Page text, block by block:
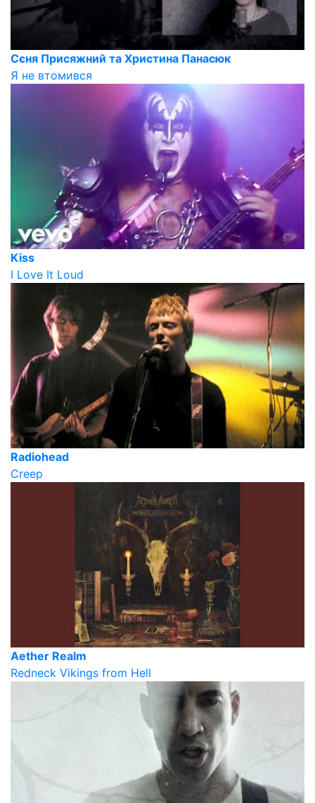
Сєня Присяжний та Христина Панасюк
Я не втомився
Kiss
I Love It Loud
Radiohead
Creep
Aether Realm
Redneck Vikings from Hell